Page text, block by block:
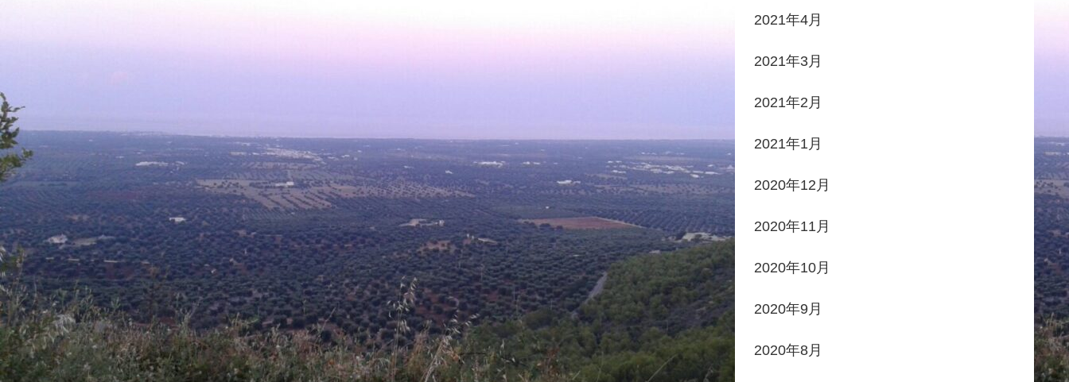
2021年4月
2021年3月
2021年2月
2021年1月
2020年12月
2020年11月
2020年10月
2020年9月
2020年8月